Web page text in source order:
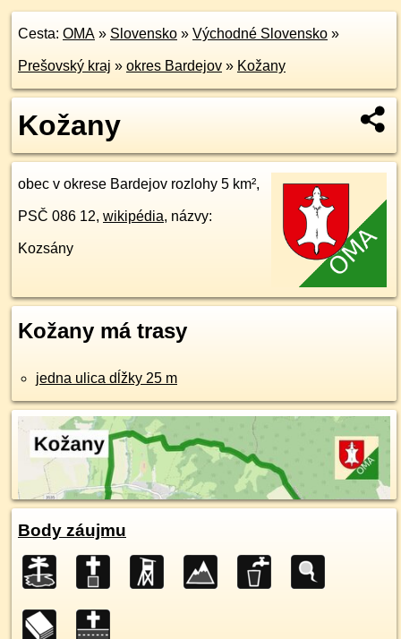
Cesta: OMA » Slovensko » Východné Slovensko »
Prešovský kraj » okres Bardejov » Kožany
Kožany
obec v okrese Bardejov rozlohy 5 km²,
PSČ 086 12, wikipédia, názvy:
Kozsány
Kožany má trasy
jedna ulica dĺžky 25 m
Body záujmu